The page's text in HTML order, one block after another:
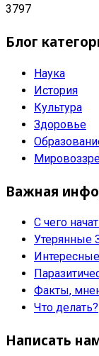
3797
Блог
Наука
История
Культура
Здоровье
Важная
С чего
Утерянные
Факты,
Что делать?
Написать